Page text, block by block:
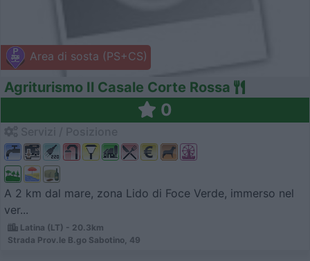
Area di sosta (PS+CS)
Agriturismo Il Casale Corte Rossa
0
A 2 km dal mare, zona Lido di Foce Verde, immerso nel
ver...
Latina (LT) - 20.3km
Strada Prov.le B.go Sabotino, 49